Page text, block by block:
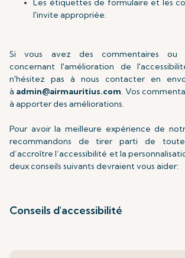
Les étiquettes de formulaire et les
l'invite appropriée.
Si vous avez des commentaires ou
concernant l'amélioration de
n'hésitez pas à nous contacter en
à admin@airmauritius.com. Vos
à apporter des améliorations.
Pour avoir la meilleure expérience de
recommandons de tirer parti de
d’accroître l’accessibilité et la
deux conseils suivants devraient vous aider:
Conseils d'accessibilité